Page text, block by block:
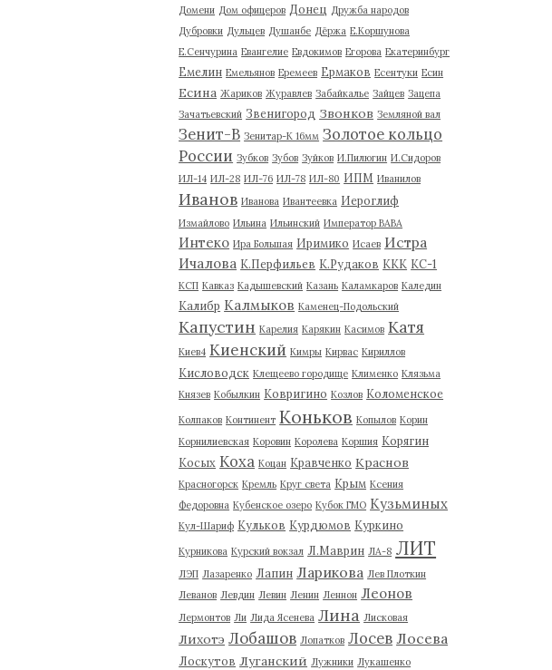
Домени Дом офицеров Донец Дружба народов
Дубровки Дульцев Душанбе Дёржа Е.Коршунова
Е.Сенчурина Евангелие Евдокимов Егорова Екатеринбург
Емелин Емельянов Еремеев Ермаков Есентуки Есин
Есина Жариков Журавлев Забайкалье Зайцев Зацепа
Зачатьевский Звенигород Звонков Земляной вал
Зенит-В Зенитар-К 16мм Золотое кольцо
России Зубков Зубов Зуйков И.Пилюгин И.Сидоров
ИЛ-14 ИЛ-28 ИЛ-76 ИЛ-78 ИЛ-80 ИПМ Иванилов
Иванов Иванова Ивантеевка Иероглиф
Измайлово Ильина Ильинский Император ВАВА
Интеко Ира Большая Иримико Исаев Истра
Ичалова К.Перфильев К.Рудаков ККК КС-1
КСП Кавказ Кадышевский Казань Каламкаров Каледин
Калибр Калмыков Каменец-Подольский
Капустин Карелия Карякин Касимов Катя
Киев4 Киенский Кимры Кирвас Кириллов
Кисловодск Клещеево городище Клименко Клязьма
Князев Кобылкин Ковригино Козлов Коломенское
Колпаков Континент Коньков Копылов Корин
Корнилиевская Коровин Королева Коршия Корягин
Косых Коха Коцан Кравченко Краснов
Красногорск Кремль Круг света Крым Ксения
Федоровна Кубенское озеро Кубок ГМО Кузьминых
Кул-Шариф Кульков Курдюмов Куркино
Курникова Курский вокзал Л.Маврин ЛА-8 ЛИТ
ЛЭП Лазаренко Лапин Ларикова Лев Плоткин
Леванов Левдин Левин Ленин Леннон Леонов
Лермонтов Ли Лида Ясенева Лина Лисковая
Лихотэ Лобашов Лопатков Лосев Лосева
Лоскутов Луганский Лужники Лукашенко